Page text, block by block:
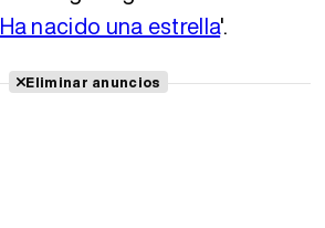
Ha nacido una estrella'.
Eliminar anuncios